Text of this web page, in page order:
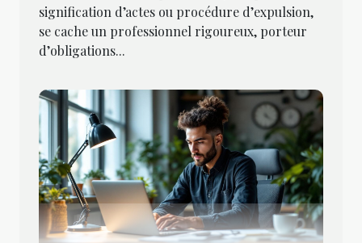
signification d’actes ou procédure d’expulsion,
se cache un professionnel rigoureux, porteur
d’obligations...